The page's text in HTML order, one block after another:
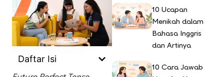
Daftar Isi
10 Ucapan
Menikah dalam
Bahasa Inggris
dan Artinya
10 Cara Jawab